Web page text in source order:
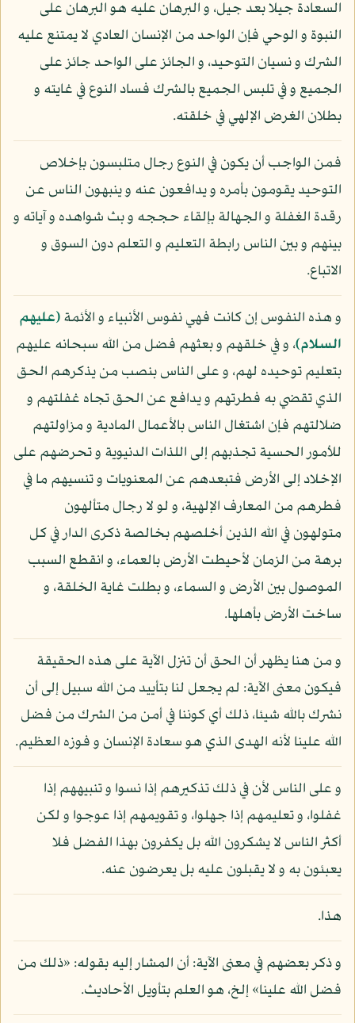
السعادة جيلا بعد جيل، و البرهان عليه هو البرهان على
النبوة و الوحي فإن الواحد من الإنسان العادي لا يمتنع عليه
الشرك و نسيان التوحيد، و الجائز على الواحد جائز على
الجميع و في تلبس الجميع بالشرك فساد النوع في غايته و
بطلان الغرض الإلهي في خلقته.
فمن الواجب أن يكون في النوع رجال متلبسون بإخلاص
التوحيد يقومون بأمره و يدافعون عنه و ينبهون الناس عن
رقدة الغفلة و الجهالة بإلقاء حججه و بث شواهده و آياته و
بينهم و بين الناس رابطة التعليم و التعلم دون السوق و
الاتباع.
و هذه النفوس إن كانت فهي نفوس الأنبياء و الأئمة(عليهم
السلام)، و في خلقهم و بعثهم فضل من الله سبحانه عليهم
بتعليم توحيده لهم، و على الناس بنصب من يذكرهم الحق
الذي تقضي به فطرتهم و يدافع عن الحق تجاه غفلتهم و
ضلالتهم فإن اشتغال الناس بالأعمال المادية و مزاولتهم
للأمور الحسية تجذبهم إلى اللذات الدنيوية و تحرضهم على
الإخلاد إلى الأرض فتبعدهم عن المعنويات و تنسيهم ما في
فطرهم من المعارف الإلهية، و لو لا رجال متألهون
متولهون في الله الذين أخلصهم بخالصة ذكرى الدار في كل
برهة من الزمان لأحيطت الأرض بالعماء، و انقطع السبب
الموصول بين الأرض و السماء، و بطلت غاية الخلقة، و
ساخت الأرض بأهلها.
و من هنا يظهر أن الحق أن تنزل الآية على هذه الحقيقة
فيكون معنى الآية: لم يجعل لنا بتأييد من الله سبيل إلى أن
نشرك بالله شيئا، ذلك أي كوننا في أمن من الشرك من فضل
الله علينا لأنه الهدى الذي هو سعادة الإنسان و فوزه العظيم.
و على الناس لأن في ذلك تذكيرهم إذا نسوا و تنبيههم إذا
غفلوا، و تعليمهم إذا جهلوا، و تقويمهم إذا عوجوا و لكن
أكثر الناس لا يشكرون الله بل يكفرون بهذا الفضل فلا
يعبئون به و لا يقبلون عليه بل يعرضون عنه.
هذا.
و ذكر بعضهم في معنى الآية: أن المشار إليه بقوله: «ذلك من
فضل الله علينا» إلخ، هو العلم بتأويل الأحاديث.